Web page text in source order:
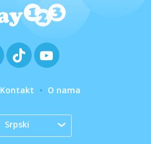
Kontakt O nama
Srpski